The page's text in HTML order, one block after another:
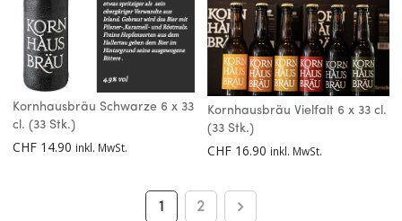
Kornhausbräu Schwarze 6 x 33
cl. (33 Stk.)
CHF 14.90 inkl. MwSt.
Kornhausbräu Vielfalt 6 x 33 cl.
(33 Stk.)
CHF 16.90 inkl. MwSt.
1 2